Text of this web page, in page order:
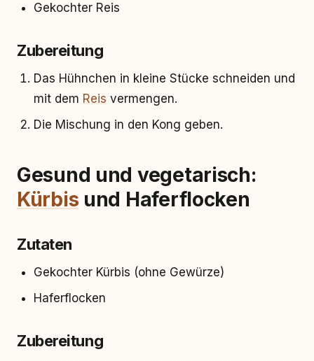
Gekochter Reis
Zubereitung
Das Hühnchen in kleine Stücke schneiden und
mit dem Reis vermengen.
Die Mischung in den Kong geben.
Gesund und vegetarisch:
Kürbisund Haferflocken
Zutaten
Gekochter Kürbis (ohne Gewürze)
Haferflocken
Zubereitung